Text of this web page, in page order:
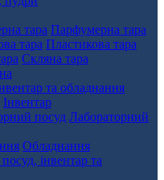
Парфумерна тара
Пластикова тара
Скляна тара
та обладнання
Інвентар
Лабораторний
Обладнання